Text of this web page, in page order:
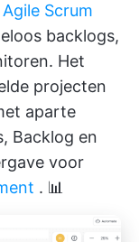
Scrum
backlogs,
Het
projecten
aparte
Backlog en
voor
. 📊